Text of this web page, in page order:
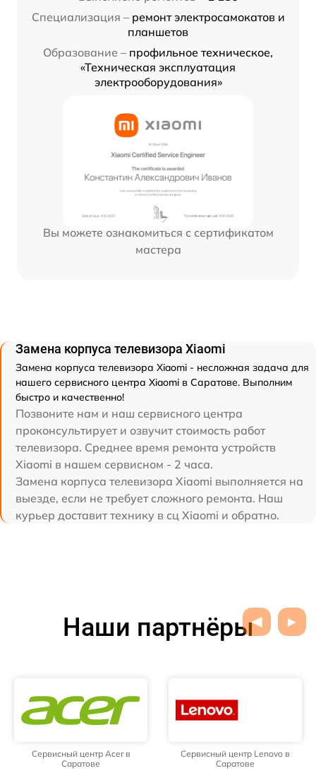
Специализация – ремонт электросамокатов и
планшетов
Образование – профильное техническое,
«Техническая эксплуатация
электрооборудования»
Вы можете ознакомиться с сертификатом
мастера
Замена корпуса телевизора Xiaomi
Замена корпуса телевизора Xiaomi - несложная задача для
нашего сервисного центра Xiaomi в Саратове. Выполним
быстро и качественно!
Позвоните нам и наш сервисного центра
проконсультирует и озвучит стоимость работ
телевизора. Среднее время ремонта устройств
Xiaomi в нашем сервисном - 2 часа.
Замена корпуса телевизора Xiaomi выполняется на
выезде, если не требует сложного ремонта. Наш
курьер доставит технику в сц Xiaomi и обратно.
Наши партнёры
Сервисный центр Acer в
Саратове
Сервисный центр Lenovo в
Саратове